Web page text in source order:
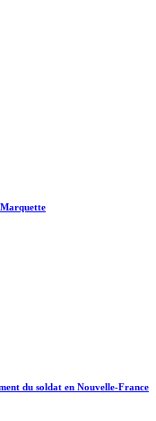
Marquette
du soldat en Nouvelle-France